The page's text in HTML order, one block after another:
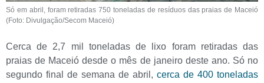
Só em abril, foram retiradas 750 toneladas de resíduos das praias de Maceió
(Foto: Divulgação/Secom Maceió)
Cerca de 2,7 mil toneladas de lixo foram retiradas das
praias de Maceió desde o mês de janeiro deste ano. Só no
segundo final de semana de abril, cerca de 400 toneladas